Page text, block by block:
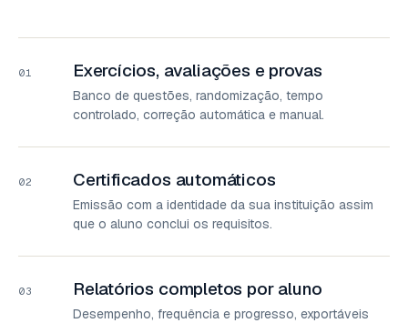
01 Exercícios, avaliações e provas
Banco de questões, randomização, tempo
controlado, correção automática e manual.
02 Certificados automáticos
Emissão com a identidade da sua instituição assim
que o aluno conclui os requisitos.
03 Relatórios completos por aluno
Desempenho, frequência e progresso, exportáveis